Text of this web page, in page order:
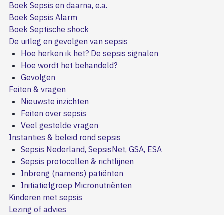
Boek Sepsis en daarna, e.a.
Boek Sepsis Alarm
Boek Septische shock
De uitleg en gevolgen van sepsis
Hoe herken ik het? De sepsis signalen
Hoe wordt het behandeld?
Gevolgen
Feiten & vragen
Nieuwste inzichten
Feiten over sepsis
Veel gestelde vragen
Instanties & beleid rond sepsis
Sepsis Nederland, SepsisNet, GSA, ESA
Sepsis protocollen & richtlijnen
Inbreng (namens) patiënten
Initiatiefgroep Micronutriënten
Kinderen met sepsis
Lezing of advies